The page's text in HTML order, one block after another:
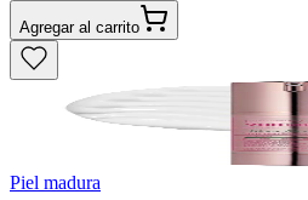
Agregar al carrito
Piel madura